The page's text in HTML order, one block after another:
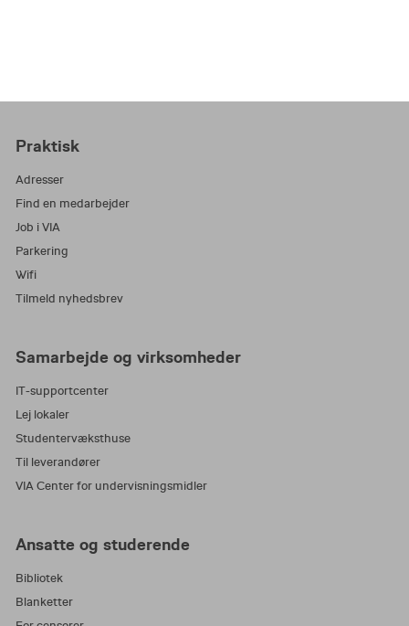
Praktisk
Adresser
Find en medarbejder
Job i VIA
Parkering
Wifi
Tilmeld nyhedsbrev
Samarbejde og virksomheder
IT-supportcenter
Lej lokaler
Studentervæksthuse
Til leverandører
VIA Center for undervisningsmidler
Ansatte og studerende
Bibliotek
Blanketter